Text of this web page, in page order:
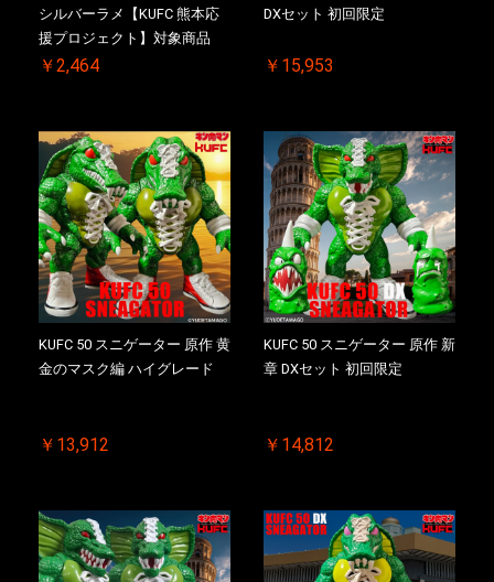
シルバーラメ【KUFC 熊本応
援プロジェクト】対象商品
￥2,464
DXセット 初回限定
￥15,953
KUFC 50 スニゲーター 原作 黄
金のマスク編 ハイグレード
￥13,912
KUFC 50 スニゲーター 原作 新
章 DXセット 初回限定
￥14,812